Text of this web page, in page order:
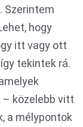
Szerintem
hogy
itt vagy ott
tekintek rá.
közelebb vitt
a mélypontok